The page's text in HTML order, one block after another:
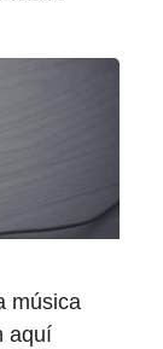
música
aquí